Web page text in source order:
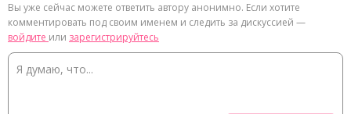
Вы уже сейчас можете ответить автору анонимно. Если хотите
комментировать под своим именем и следить за дискуссией —
войдите или зарегистрируйтесь